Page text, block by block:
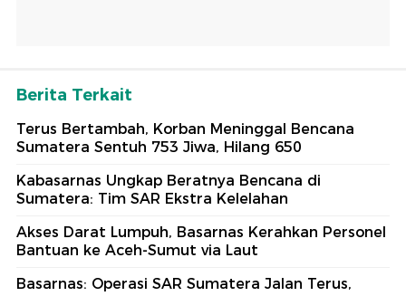
Berita Terkait
Terus Bertambah, Korban Meninggal Bencana
Sumatera Sentuh 753 Jiwa, Hilang 650
Kabasarnas Ungkap Beratnya Bencana di
Sumatera: Tim SAR Ekstra Kelelahan
Akses Darat Lumpuh, Basarnas Kerahkan Personel
Bantuan ke Aceh-Sumut via Laut
Basarnas: Operasi SAR Sumatera Jalan Terus,